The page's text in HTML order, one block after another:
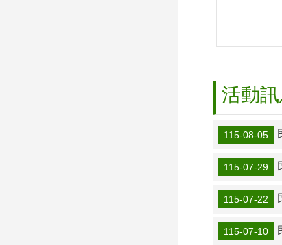
活動
115-08-05
115-07-29
115-07-22
115-07-10